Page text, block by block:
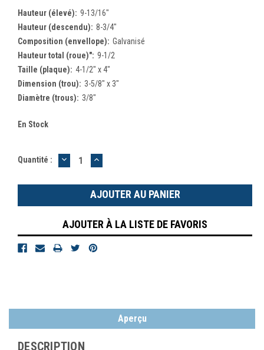
Hauteur (élevé): 9-13/16"
Hauteur (descendu): 8-3/4"
Composition (envellope): Galvanisé
Hauteur total (roue)": 9-1/2
Taille (plaque): 4-1/2" x 4"
Dimension (trou): 3-5/8" x 3"
Diamètre (trous): 3/8"
En Stock
Quantité : DIMINUER
LA
:
AUGMENTER
LA
:
AJOUTER À LA LISTE DE FAVORIS
Aperçu
DESCRIPTION